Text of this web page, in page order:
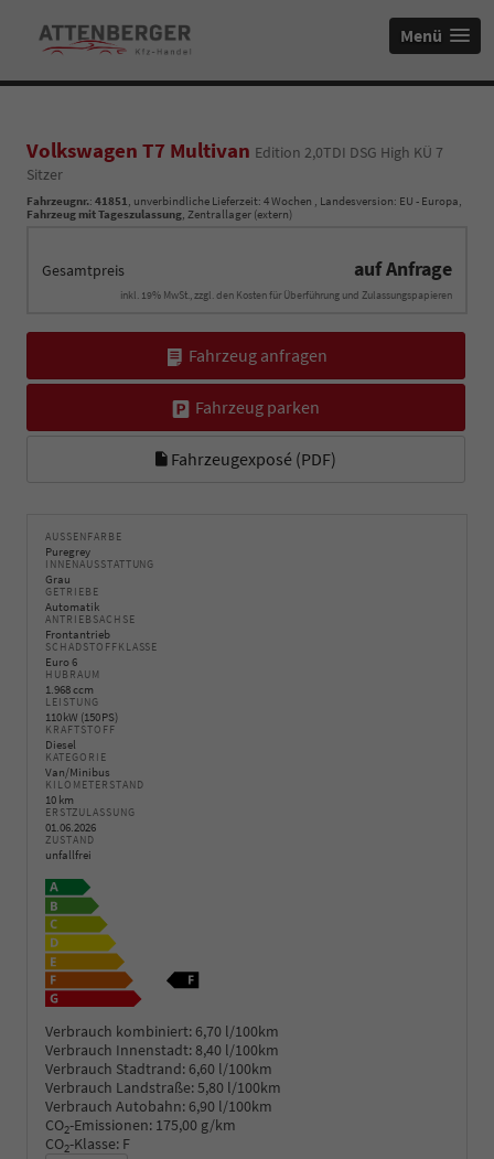
Menü
Volkswagen T7 Multivan Edition 2,0TDI DSG High KÜ 7
Sitzer
Fahrzeugnr.: 41851, unverbindliche Lieferzeit: 4 Wochen , Landesversion: EU - Europa,
Fahrzeug mit Tageszulassung, Zentrallager (extern)
Gesamtpreis auf Anfrage
inkl. 19% MwSt., zzgl. den Kosten für Überführung und Zulassungspapieren
Fahrzeug anfragen
Fahrzeug parken
Fahrzeugexposé (PDF)
AUSSENFARBE
Puregrey
INNENAUSSTATTUNG
Grau
GETRIEBE
Automatik
ANTRIEBSACHSE
Frontantrieb
SCHADSTOFFKLASSE
Euro 6
HUBRAUM
1.968 ccm
LEISTUNG
110 kW (150 PS)
KRAFTSTOFF
Diesel
KATEGORIE
Van/Minibus
KILOMETERSTAND
10 km
ERSTZULASSUNG
01.06.2026
ZUSTAND
unfallfrei
Verbrauch kombiniert: 6,70 l/100km
Verbrauch Innenstadt:8,40 l/100km
Verbrauch Stadtrand: 6,60 l/100km
Verbrauch Landstraße:5,80 l/100km
Verbrauch Autobahn: 6,90 l/100km
CO2-Emissionen: 175,00 g/km
CO2-Klasse: F